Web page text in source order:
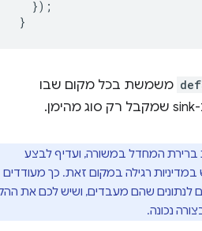
משמשת בכל מקום שבו
המחדל במשורה, ועדיף לבצע
רגילה במקום זאת. כך מעודדים
שהם מעבדים, ושיש לכם את ההקשר
נכונה.